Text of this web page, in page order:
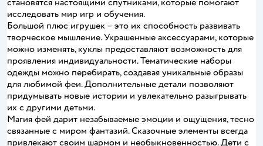
становятся настоящими спутниками, которые помогают
исследовать мир игр и обучения.
Большой плюс игрушек – это их способность развивать
творческое мышление. Украшенные аксессуарами, которые
можно изменять, куклы предоставляют возможность для
проявления индивидуальности. Тематические наборы
одежды можно перебирать, создавая уникальные образы
для любимой феи. Дополнительные детали позволяют
придумывать новые истории и увлекательно разыгрывать
их с другими детьми.
Магия фей дарит незабываемые эмоции и ощущения, тесно
связанные с миром фантазий. Сказочные элементы всегда
привлекают своим шармом и необыкновенностью. Дети с